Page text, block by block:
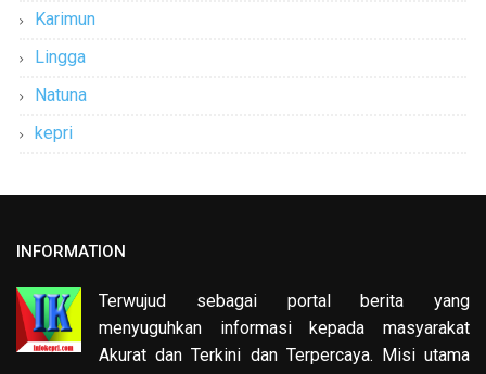
Karimun
Lingga
Natuna
kepri
INFORMATION
Terwujud sebagai portal berita yang
menyuguhkan informasi kepada masyarakat
Akurat dan Terkini dan Terpercaya. Misi utama